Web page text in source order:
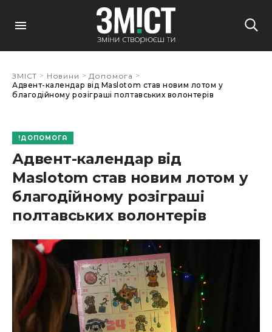
ЗМІСТ > Новини > Допомога >
Адвент-календар від Maslotom став новим лотом у
благодійному розіграші полтавських волонтерів
ДОПОМОГА
Адвент-календар від
Maslotom став новим лотом у
благодійному розіграші
полтавських волонтерів